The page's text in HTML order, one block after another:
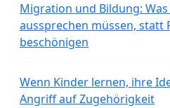
Migration und Bildung:
aussprechen müssen, statt
beschönigen
Wenn Kinder lernen, ihre
Angriff auf Zugehörigkeit